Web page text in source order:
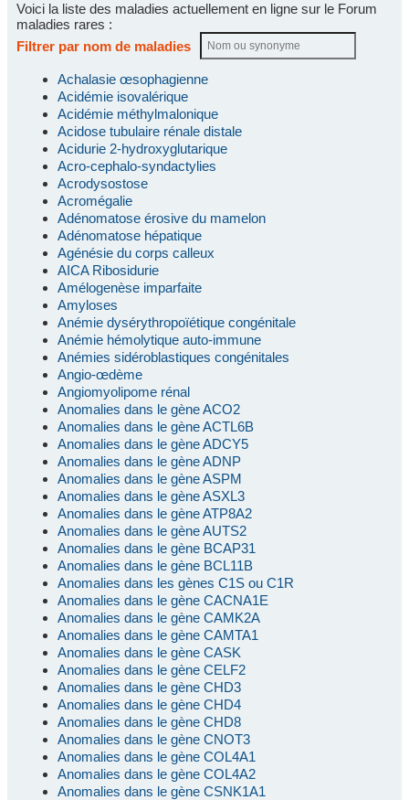
Voici la liste des maladies actuellement en ligne sur le Forum
maladies rares :
Filtrer par nom de maladies
Achalasie œsophagienne
Acidémie isovalérique
Acidémie méthylmalonique
Acidose tubulaire rénale distale
Acidurie 2-hydroxyglutarique
Acro-cephalo-syndactylies
Acrodysostose
Acromégalie
Adénomatose érosive du mamelon
Adénomatose hépatique
Agénésie du corps calleux
AICA Ribosidurie
Amélogenèse imparfaite
Amyloses
Anémie dysérythropoïétique congénitale
Anémie hémolytique auto-immune
Anémies sidéroblastiques congénitales
Angio-œdème
Angiomyolipome rénal
Anomalies dans le gène ACO2
Anomalies dans le gène ACTL6B
Anomalies dans le gène ADCY5
Anomalies dans le gène ADNP
Anomalies dans le gène ASPM
Anomalies dans le gène ASXL3
Anomalies dans le gène ATP8A2
Anomalies dans le gène AUTS2
Anomalies dans le gène BCAP31
Anomalies dans le gène BCL11B
Anomalies dans les gènes C1S ou C1R
Anomalies dans le gène CACNA1E
Anomalies dans le gène CAMK2A
Anomalies dans le gène CAMTA1
Anomalies dans le gène CASK
Anomalies dans le gène CELF2
Anomalies dans le gène CHD3
Anomalies dans le gène CHD4
Anomalies dans le gène CHD8
Anomalies dans le gène CNOT3
Anomalies dans le gène COL4A1
Anomalies dans le gène COL4A2
Anomalies dans le gène CSNK1A1